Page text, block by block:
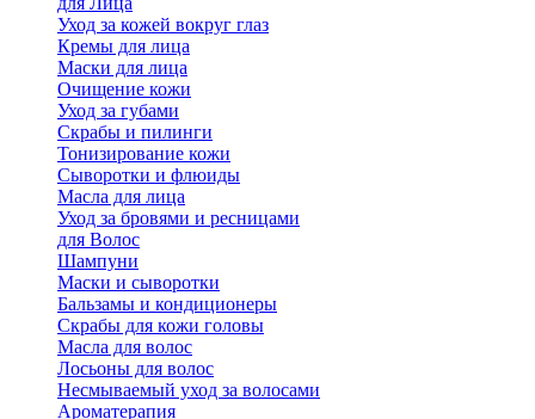
Уход за кожей вокруг глаз
Кремы для лица
Маски для лица
Очищение кожи
Уход за губами
Скрабы и пилинги
Тонизирование кожи
Сыворотки и флюиды
Масла для лица
Уход за бровями и ресницами
для Волос
Шампуни
Маски и сыворотки
Бальзамы и кондиционеры
Скрабы для кожи головы
Масла для волос
Лосьоны для волос
Несмываемый уход за волосами
Ароматерапия